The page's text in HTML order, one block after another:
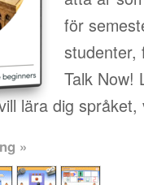
för
studenter,
Talk Now!
lära dig
»